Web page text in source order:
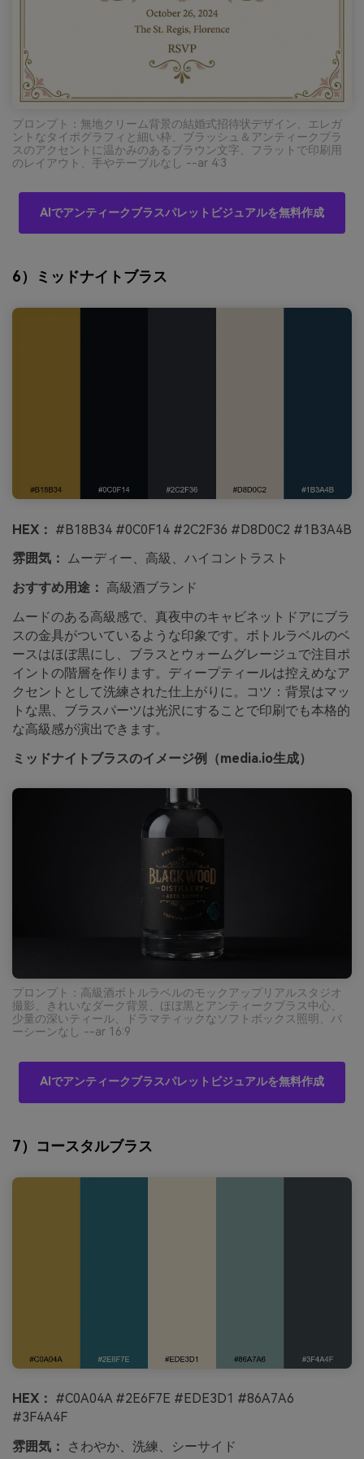
プロンプト：無地クリーム背景の結婚式招待状デザイン、エレガ
ントなタイポグラフィと細い枠、ブラッシュ＆アンティークブラ
スのアクセントに温かみのあるブラウン文字、フラットで印刷用
のレイアウト、手やテーブルなし --ar 4:3
AIでアンティークブラスパレットビジュアルを無料作成
6）ミッドナイトブラス
HEX： #B18B34 #0C0F14 #2C2F36 #D8D0C2 #1B3A4B
雰囲気： ムーディー、高級、ハイコントラスト
おすすめ用途： 高級酒ブランド
ムードのある高級感で、真夜中のキャビネットドアにブラ
スの金具がついているような印象です。ボトルラベルのベ
ースはほぼ黒にし、ブラスとウォームグレージュで注目ポ
イントの階層を作ります。ディープティールは控えめなア
クセントとして洗練された仕上がりに。コツ：背景はマッ
トな黒、ブラスパーツは光沢にすることで印刷でも本格的
な高級感が演出できます。
ミッドナイトブラスのイメージ例（media.io生成）
プロンプト：高級酒ボトルラベルのモックアップリアルスタジオ
撮影、きれいなダーク背景、ほぼ黒とアンティークブラス中心、
少量の深いティール、ドラマティックなソフトボックス照明、バ
ーシーンなし --ar 16:9
AIでアンティークブラスパレットビジュアルを無料作成
7）コースタルブラス
HEX： #C0A04A #2E6F7E #EDE3D1 #86A7A6
#3F4A4F
雰囲気：
さわやか、洗練、シーサイド